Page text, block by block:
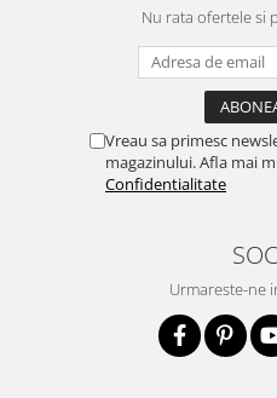
Nu rata ofertele si
Vreau sa primesc
magazinului. Afla mai
Confidentialitate
Urmareste-ne